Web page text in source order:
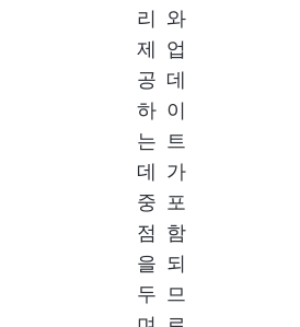
리
제
공
하
는
데
중
점
을
두
와
업
데
이
트
가
포
함
되
므